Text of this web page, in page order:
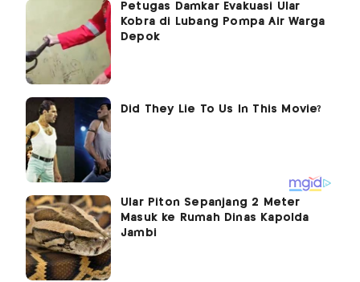
Petugas Damkar Evakuasi Ular
Kobra di Lubang Pompa Air Warga
Depok
Ular Piton Sepanjang 2 Meter
Masuk ke Rumah Dinas Kapolda
Jambi